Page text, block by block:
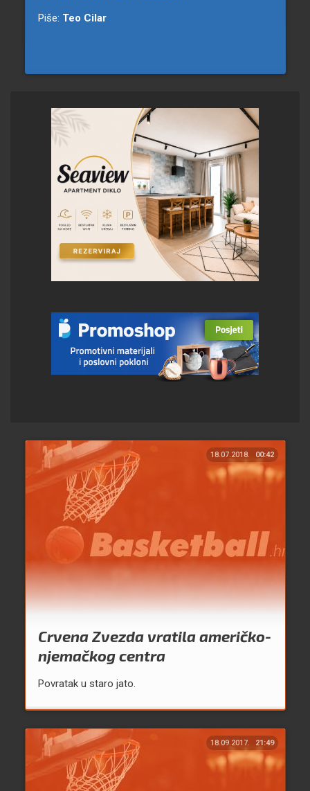
Piše: Teo Cilar
18.07.2018. 00:42
Crvena Zvezda vratila američko-
njemačkog centra
Povratak u staro jato.
18.09.2017. 21:49